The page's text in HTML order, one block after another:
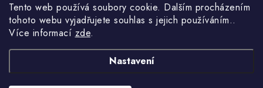
Tento web používá soubory cookie. Dalším procházením
tohoto webu vyjadřujete souhlas s jejich používáním..
Více informací zde.
Nastavení
Kontakty
Náhradní plnění
Ověřeno zákazníky